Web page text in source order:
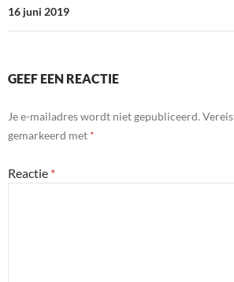
16 juni 2019
GEEF EEN REACTIE
Je e-mailadres wordt niet gepubliceerd.
gemarkeerd met *
Reactie *